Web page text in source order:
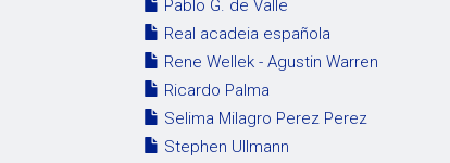
Pablo G. de Valle
Real acadeia española
Rene Wellek - Agustin Warren
Ricardo Palma
Selima Milagro Perez Perez
Stephen Ullmann